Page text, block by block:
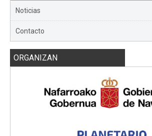
Noticias
Contacto
ORGANIZAN